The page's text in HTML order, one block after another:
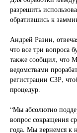
разрешить
обратившись к
Андрей Разин,
что все три вопроса
также сообщил, что
ведомствами
регистрации СЗР,
процедур.
“Мы абсолютно
вопрос сокращения
года. Мы вернемся к